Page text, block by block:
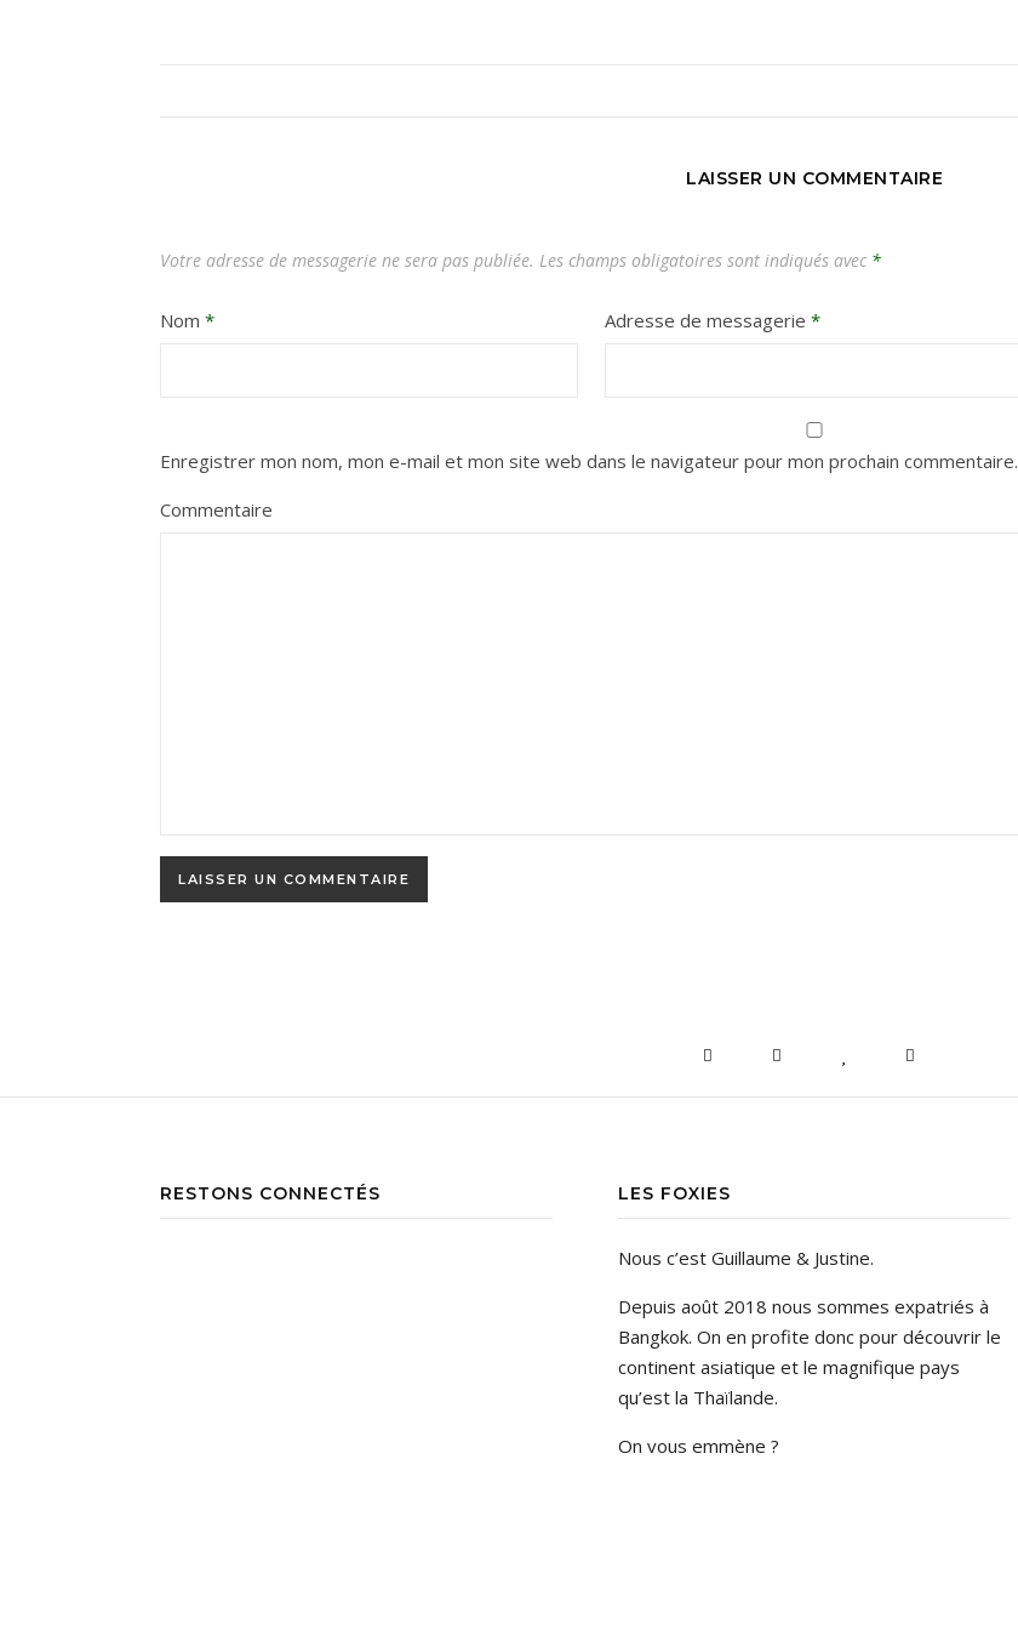
LAISSER UN COMMENTAIRE
Votre adresse de messagerie ne sera pas publiée. Les champs obligatoires sont indiqués avec *
Nom * Adresse de messagerie*
Enregistrer mon nom, mon e-mail et mon site web dans le navigateur pour mon prochain commentaire.
Commentaire
RESTONS CONNECTÉS LES FOXIES
Nous c’est Guillaume & Justine.
Depuis août 2018 nous sommes expatriés à
Bangkok. On en profite donc pour découvrir le
continent asiatique et le magnifique pays
qu’est la Thaïlande.
On vous emmène ?